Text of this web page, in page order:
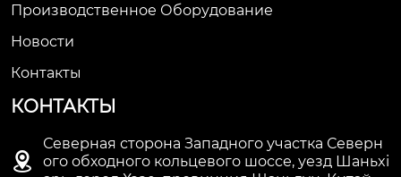
Производственное Оборудование
Новости
Контакты
КОНТАКТЫ

Северная сторона Западного участка Северн
ого обходного кольцевого шоссе, уезд Шаньxi